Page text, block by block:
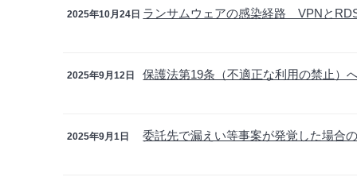
2025年10月24日 ランサムウェアの感染経路 VPNと
2025年9月12日 保護法第19条（不適正な利用の禁止）
2025年9月1日 委託先で漏えい等事案が発覚した場合